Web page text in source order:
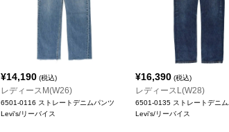
¥14,190 (税込)
レディースM(W26)
6501-0116 ストレートデニムパンツ
Levi's/リーバイス
¥16,390 (税込)
レディースL(W28)
6501-0135 ストレートデニム
Levi's/リーバイス